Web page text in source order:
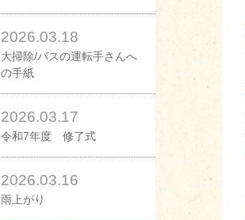
2026.03.18
大掃除/バスの運転手さんへ
の手紙
2026.03.17
令和7年度 修了式
2026.03.16
雨上がり